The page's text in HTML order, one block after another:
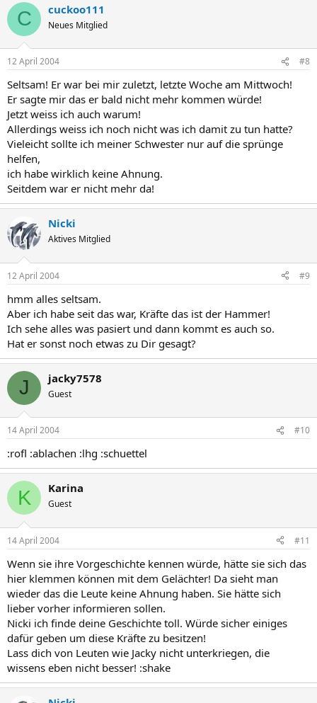
C cuckoo111
Neues Mitglied
12 April 2004 #8
Seltsam! Er war bei mir zuletzt, letzte Woche am Mittwoch!
Er sagte mir das er bald nicht mehr kommen würde!
Jetzt weiss ich auch warum!
Allerdings weiss ich noch nicht was ich damit zu tun hatte?
Vieleicht sollte ich meiner Schwester nur auf die sprünge
helfen,
ich habe wirklich keine Ahnung.
Seitdem war er nicht mehr da!
Nicki
Aktives Mitglied
12 April 2004 #9
hmm alles seltsam.
Aber ich habe seit das war, Kräfte das ist der Hammer!
Ich sehe alles was pasiert und dann kommt es auch so.
Hat er sonst noch etwas zu Dir gesagt?
J jacky7578
Guest
14 April 2004 #10
:rofl :ablachen :lhg :schuettel
K Karina
Guest
14 April 2004 #11
Wenn sie ihre Vorgeschichte kennen würde, hätte sie sich das
hier klemmen können mit dem Gelächter! Da sieht man
wieder das die Leute keine Ahnung haben. Sie hätte sich
lieber vorher informieren sollen.
Nicki ich finde deine Geschichte toll. Würde sicher einiges
dafür geben um diese Kräfte zu besitzen!
Lass dich von Leuten wie Jacky nicht unterkriegen, die
wissens eben nicht besser! :shake